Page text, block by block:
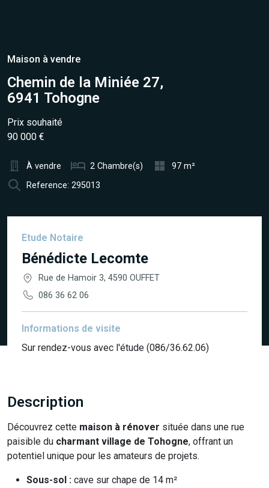
Maison à vendre
Chemin de la Miniée 27,
6941 Tohogne
Prix souhaité
90 000 €
À vendre 2 Chambre(s)
97 m²
Reference: 295013
Etude Notaire
Bénédicte Lecomte
Rue de Hamoir 3, 4590 OUFFET
086 36 62 06
Informations de visite
Sur rendez-vous avec l'étude (086/36.62.06)
Description
Découvrez cette maison à rénover située dans une rue
paisible du charmant village de Tohogne, offrant un
potentiel unique pour les amateurs de projets.
Sous-sol : cave sur chape de 14 m²